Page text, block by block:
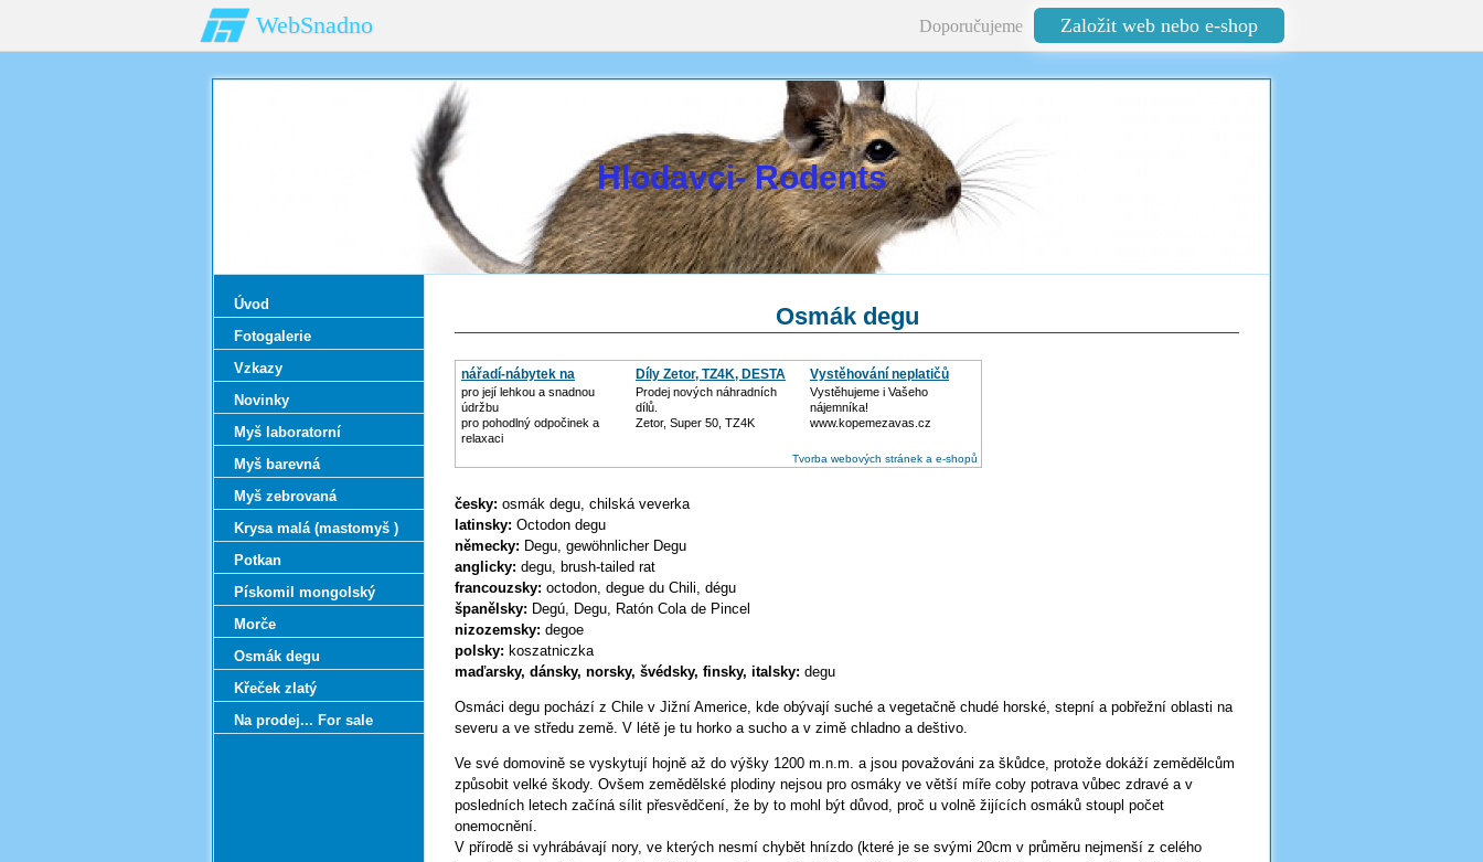
WebSnadno Doporučujeme Založit web nebo e-shop
Hlodavci- Rodents
Osmák degu
nářadí-nábytek na
zahradu
pro její lehkou a snadnou
údržbu
pro pohodlný odpočinek a
relaxaci
Díly Zetor, TZ4K, DESTA
Prodej nových náhradních
dílů.
Zetor, Super 50, TZ4K
Vystěhování neplatičů
Vystěhujeme i Vašeho
nájemníka!
www.kopemezavas.cz
Tvorba webových stránek a e-shopů
česky: osmák degu, chilská veverka
latinsky: Octodon degu
německy: Degu, gewöhnlicher Degu
anglicky: degu, brush-tailed rat
francouzsky: octodon, degue du Chili, dégu
španělsky: Degú, Degu, Ratón Cola de Pincel
nizozemsky: degoe
polsky: koszatniczka
maďarsky, dánsky, norsky, švédsky, finsky, italsky: degu
Osmáci degu pochází z Chile v Jižní Americe, kde obývají suché a vegetačně chudé horské, stepní a pobřežní oblasti na
severu a ve středu země. V létě je tu horko a sucho a v zimě chladno a deštivo.
Ve své domovině se vyskytují hojně až do výšky 1200 m.n.m. a jsou považováni za škůdce, protože dokáží zemědělcům
způsobit velké škody. Ovšem zemědělské plodiny nejsou pro osmáky ve větší míře coby potrava vůbec zdravé a v
posledních letech začíná sílit přesvědčení, že by to mohl být důvod, proč u volně žijících osmáků stoupl počet
onemocnění.
V přírodě si vyhrábávají nory, ve kterých nesmí chybět hnízdo (které je se svými 20cm v průměru nejmenší z celého
Úvod
Fotogalerie
Vzkazy
Novinky
Myš laboratorní
Myš barevná
Myš zebrovaná
Krysa malá (mastomyš )
Potkan
Pískomil mongolský
Morče
Osmák degu
Křeček zlatý
Na prodej... For sale